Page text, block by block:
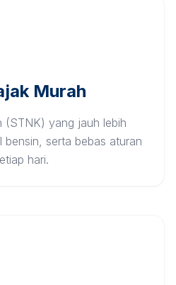
Murah
(STNK) yang jauh lebih
bensin, serta bebas aturan
hari.